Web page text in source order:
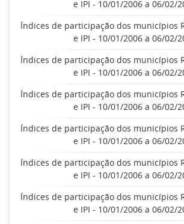
e IPI - 10/01/2006 a 06/02/
Índices de participação dos municípios
e IPI - 10/01/2006 a 06/02/
Índices de participação dos municípios
e IPI - 10/01/2006 a 06/02/
Índices de participação dos municípios
e IPI - 10/01/2006 a 06/02/
Índices de participação dos municípios
e IPI - 10/01/2006 a 06/02/
Índices de participação dos municípios
e IPI - 10/01/2006 a 06/02/
Índices de participação dos municípios
e IPI - 10/01/2006 a 06/02/